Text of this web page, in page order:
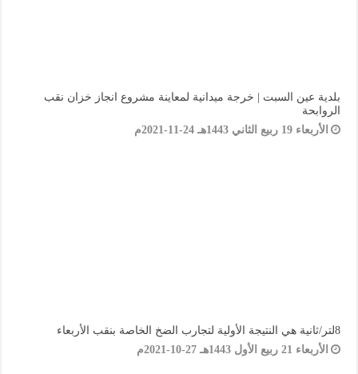
بلدية عين السبت | خرجة ميدانية لمعاينة مشروع انجاز خزان نقب
الروابحة
الأربعاء 19 ربيع الثاني 1443هـ 24-11-2021م
8لتر/ثانية هي النتيجة الأولية لتجارب الضخ الخاصة بنقب الأربعاء
الأربعاء 21 ربيع الأول 1443هـ 27-10-2021م